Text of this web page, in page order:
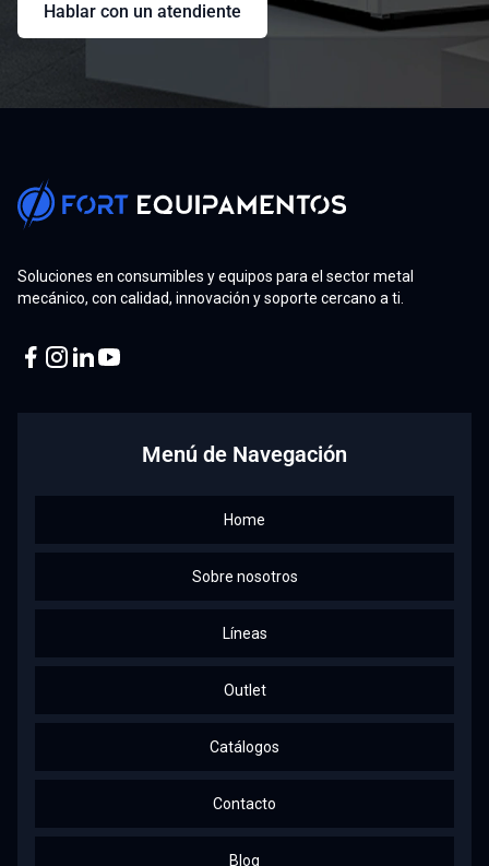
Hablar con un atendiente
Soluciones en consumibles y equipos para el sector metal
mecánico, con calidad, innovación y soporte cercano a ti.
Menú de Navegación
Home
Sobre nosotros
Líneas
Outlet
Catálogos
Contacto
Blog